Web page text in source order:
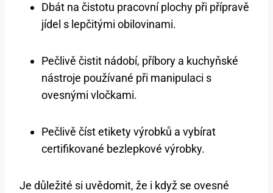
Dbát na čistotu pracovní plochy při přípravě
jídel s lepčitými obilovinami.
Pečlivě čistit nádobí, příbory a kuchyňské
nástroje používané při manipulaci s
ovesnými vločkami.
Pečlivě číst etikety výrobků a vybírat
certifikované bezlepkové výrobky.
Je důležité si uvědomit, že i když se ovesné